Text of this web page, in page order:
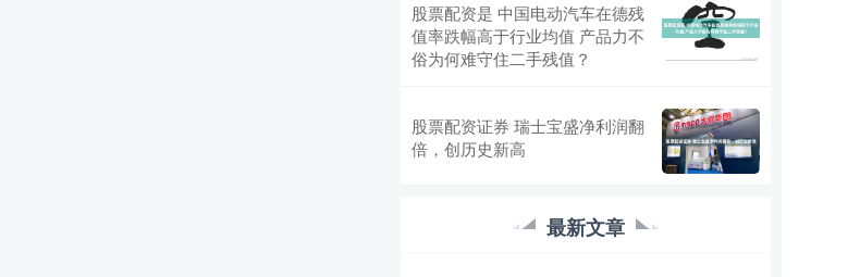
股票配资是 中国电动汽车在德残
值率跌幅高于行业均值 产品力不
俗为何难守住二手残值？
股票配资证券 瑞士宝盛净利润翻
倍，创历史新高
最新文章